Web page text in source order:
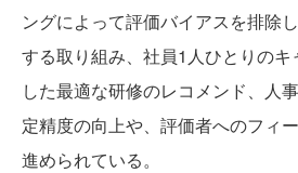
ングによって評価バイアスを排除
する取り組み、社員1人ひとりの
した最適な研修のレコメンド、人
定精度の向上や、評価者へのフィ
進められている。